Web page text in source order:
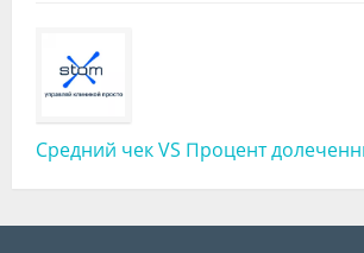
Средний чек VS Процент